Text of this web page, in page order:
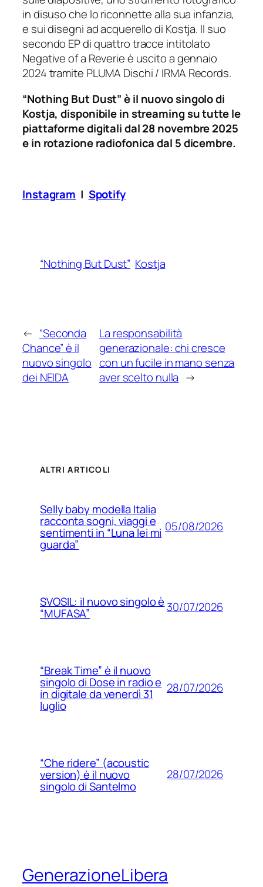
in disuso che lo riconnette alla sua infanzia,
e sui disegni ad acquerello di Kostja. Il suo
secondo EP di quattro tracce intitolato
Negative of a Reverie è uscito a gennaio
2024 tramite PLUMA Dischi / IRMA Records.
“Nothing But Dust” è il nuovo singolo di
Kostja, disponibile in streaming su tutte le
piattaforme digitali dal 28 novembre 2025
e in rotazione radiofonica dal 5 dicembre.
Instagram | Spotify
“Nothing But Dust” Kostja
← “Seconda
Chance” è il
nuovo singolo
dei NEIDA
La responsabilità
generazionale: chi cresce
con un fucile in mano senza
aver scelto nulla →
ALTRI ARTICOLI
Selly baby modella Italia
racconta sogni, viaggi e
sentimenti in “Luna lei mi
guarda”
05/08/2026
SVOSIL: il nuovo singolo è
“MUFASA” 30/07/2026
“Break Time” è il nuovo
singolo di Dose in radio e
in digitale da venerdì 31
luglio
28/07/2026
“Che ridere” (acoustic
version) è il nuovo
singolo di Santelmo
28/07/2026
GenerazioneLibera